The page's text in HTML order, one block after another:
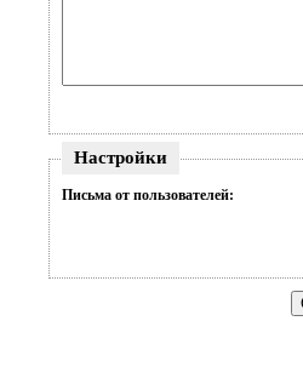
Настройки
Письма от пользователей: